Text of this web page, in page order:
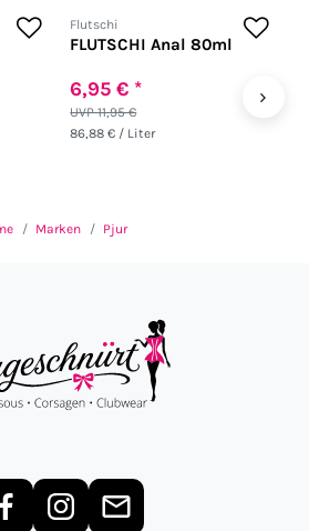
Flutschi
FLUTSCHI Anal 80ml
UVP 11,95 €
6,95 € *
86,88 € / Liter
›
Marken Pjur